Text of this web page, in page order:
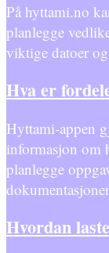
På hyttami.no
planlegge
viktige datoer
Hva er
Hyttami-appen
informasjon om
planlegge
Hvordan